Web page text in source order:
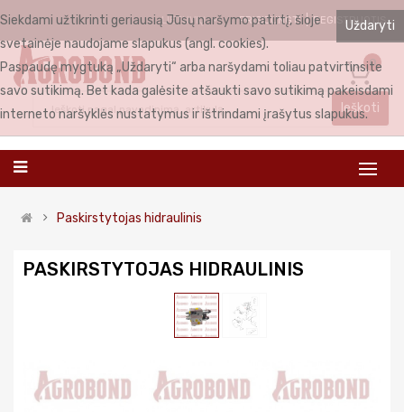
LIETUVIŲ PRISIJUNGTI REGISTRUOTIS
0
Ieškoti
Paskirstytojas hidraulinis
PASKIRSTYTOJAS HIDRAULINIS
Uždaryti
Siekdami užtikrinti geriausią Jūsų naršymo patirtį, šioje
svetainėje naudojame slapukus (angl. cookies).
Paspaudę mygtuką „Uždaryti“ arba naršydami toliau patvirtinsite
savo sutikimą. Bet kada galėsite atšaukti savo sutikimą pakeisdami
interneto naršyklės nustatymus ir ištrindami įrašytus slapukus.